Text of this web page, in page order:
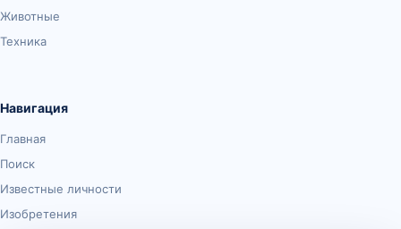
Животные
Техника
Навигация
Главная
Поиск
Известные личности
Изобретения